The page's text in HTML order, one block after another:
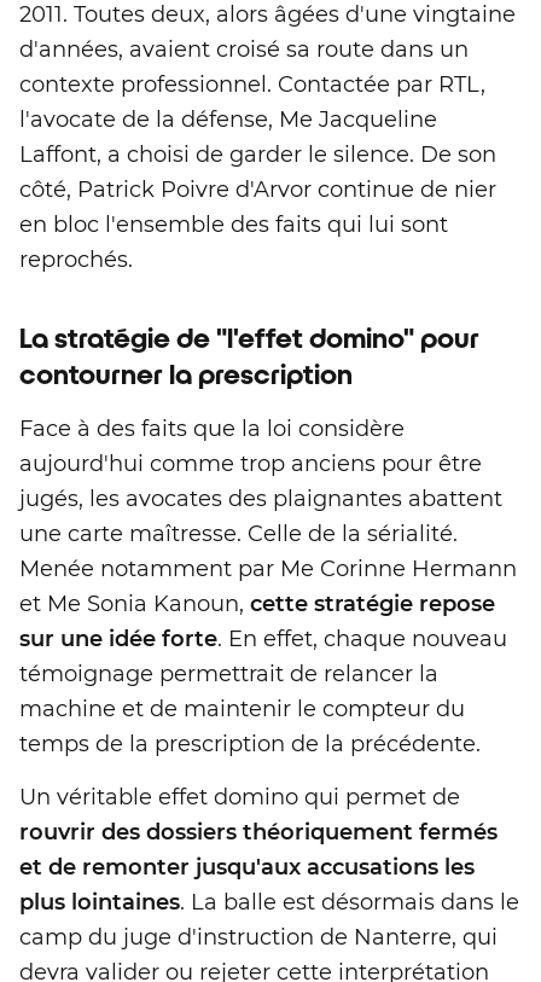
2011. Toutes deux, alors âgées d'une vingtaine
d'années, avaient croisé sa route dans un
contexte professionnel. Contactée par RTL,
l'avocate de la défense, Me Jacqueline
Laffont, a choisi de garder le silence. De son
côté, Patrick Poivre d'Arvor continue de nier
en bloc l'ensemble des faits qui lui sont
reprochés.
La stratégie de "l'effet domino" pour
contourner la prescription
Face à des faits que la loi considère
aujourd'hui comme trop anciens pour être
jugés, les avocates des plaignantes abattent
une carte maîtresse. Celle de la sérialité.
Menée notamment par Me Corinne Hermann
et Me Sonia Kanoun, cette stratégie repose
sur une idée forte. En effet, chaque nouveau
témoignage permettrait de relancer la
machine et de maintenir le compteur du
temps de la prescription de la précédente.
Un véritable effet domino qui permet de
rouvrir des dossiers théoriquement fermés
et de remonter jusqu'aux accusations les
plus lointaines. La balle est désormais dans le
camp du juge d'instruction de Nanterre, qui
devra valider ou rejeter cette interprétation